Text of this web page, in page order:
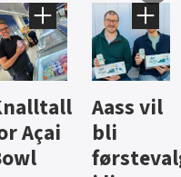
og
fra
Hard
iste fra
Hansa